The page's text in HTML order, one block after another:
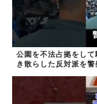
公園を不法占拠をして
き散らした反対派を警